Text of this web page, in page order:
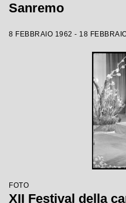
Sanremo
8 FEBBRAIO 1962 - 18
FOTO
XII Festival della